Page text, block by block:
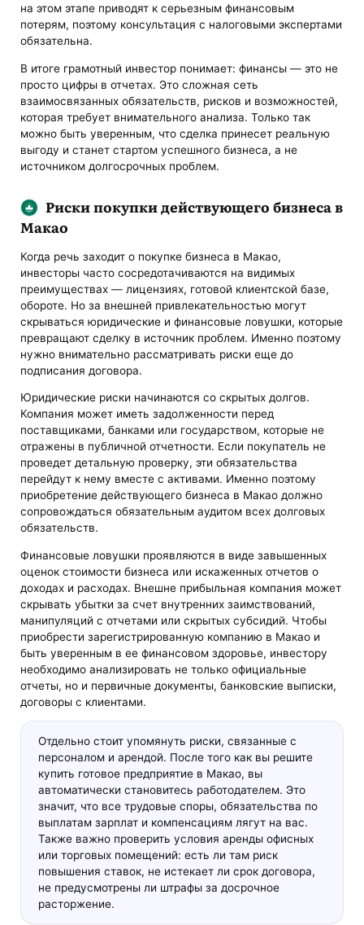
на этом этапе приводят к серьезным финансовым
потерям, поэтому консультация с налоговыми экспертами
обязательна.
В итоге грамотный инвестор понимает: финансы — это не
просто цифры в отчетах. Это сложная сеть
взаимосвязанных обязательств, рисков и возможностей,
которая требует внимательного анализа. Только так
можно быть уверенным, что сделка принесет реальную
выгоду и станет стартом успешного бизнеса, а не
источником долгосрочных проблем.
Риски покупки действующего бизнеса в
Макао
Когда речь заходит о покупке бизнеса в Макао,
инвесторы часто сосредотачиваются на видимых
преимуществах — лицензиях, готовой клиентской базе,
обороте. Но за внешней привлекательностью могут
скрываться юридические и финансовые ловушки, которые
превращают сделку в источник проблем. Именно поэтому
нужно внимательно рассматривать риски еще до
подписания договора.
Юридические риски начинаются со скрытых долгов.
Компания может иметь задолженности перед
поставщиками, банками или государством, которые не
отражены в публичной отчетности. Если покупатель не
проведет детальную проверку, эти обязательства
перейдут к нему вместе с активами. Именно поэтому
приобретение действующего бизнеса в Макао должно
сопровождаться обязательным аудитом всех долговых
обязательств.
Финансовые ловушки проявляются в виде завышенных
оценок стоимости бизнеса или искаженных отчетов о
доходах и расходах. Внешне прибыльная компания может
скрывать убытки за счет внутренних заимствований,
манипуляций с отчетами или скрытых субсидий. Чтобы
приобрести зарегистрированную компанию в Макао и
быть уверенным в ее финансовом здоровье, инвестору
необходимо анализировать не только официальные
отчеты, но и первичные документы, банковские выписки,
договоры с клиентами.
Отдельно стоит упомянуть риски, связанные с
персоналом и арендой. После того как вы решите
купить готовое предприятие в Макао, вы
автоматически становитесь работодателем. Это
значит, что все трудовые споры, обязательства по
выплатам зарплат и компенсациям лягут на вас.
Также важно проверить условия аренды офисных
или торговых помещений: есть ли там риск
повышения ставок, не истекает ли срок договора,
не предусмотрены ли штрафы за досрочное
расторжение.